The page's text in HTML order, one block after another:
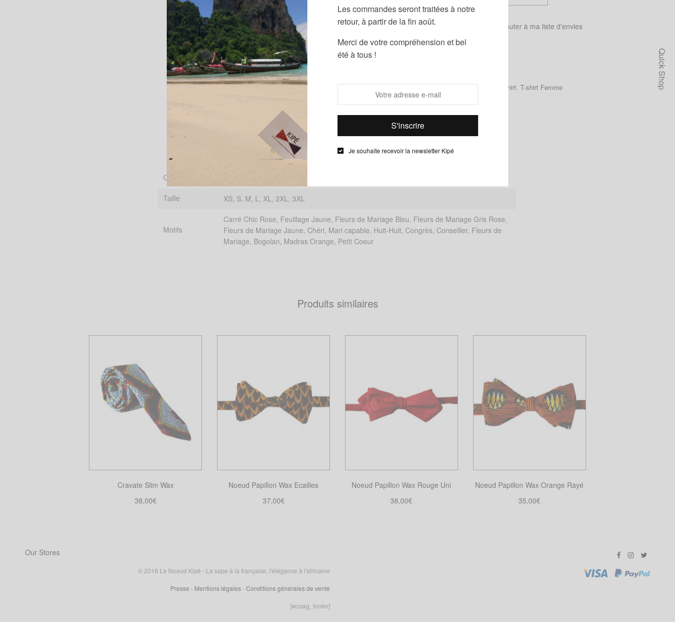
Les commandes seront traitées à notre
retour, à partir de la fin août.
Merci de votre compréhension et bel
été à tous !
Je souhaite recevoir la newsletter Kipé
Guide des tailles Ajouter à ma liste d'envies
Partager
Catégories :Femme,Homme T-shirt,T-shirt Femme
Informations complémentaires
Couleur
Blanc, Bordeaux, Gris, Noir
Taille
XS, S, M, L, XL, 2XL, 3XL
Motifs
Carré Chic Rose, Feuillage Jaune, Fleurs de Mariage Bleu, Fleurs de Mariage Gris Rose,
Fleurs de Mariage Jaune, Chéri, Mari capable, Huit-Huit, Congrès, Conseiller, Fleurs de
Mariage, Bogolan, Madras Orange, Petit Coeur
Produits similaires
Cravate Slim Wax
38,00€
variations.
Noeud Papillon Wax Ecailles
37,00€
variations.
options
peuvent
Noeud Papillon Wax Rouge Uni
38,00€
Noeud Papillon Wax Orange Rayé
35,00€
Quick Shop
Our Stores
© 2016 Le Noeud Kipé - La sape à la française, l'élégance à l'africaine
Presse - Mentions légales- Conditions générales de vente
[wcsag_footer]